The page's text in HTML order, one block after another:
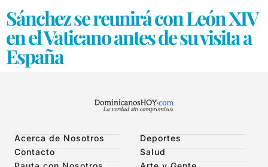
Sánchez se reunirá con León XIV
en el Vaticano antes de su visita a
España
Acerca de Nosotros
Contacto
Deportes
Salud